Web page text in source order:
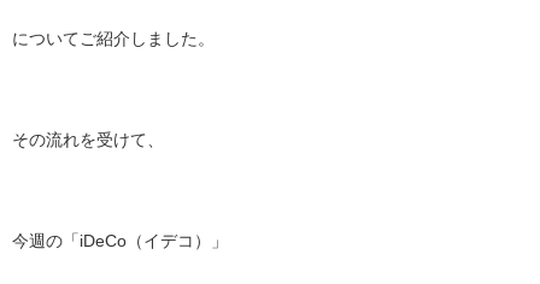
についてご紹介しました 。
その流れを受けて、
今週の「iDeCo（イデコ）」